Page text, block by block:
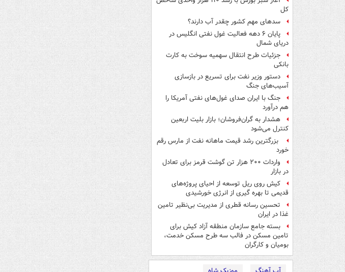
کل
سدهای مهم کشور چقدر آب دارند؟
پایان ۶ دهه فعالیت غول نفتی انگلیس در
دریای شمال
جزئیات طرح انتقال سهمیه سوخت به کارت
بانکی
دستور وزیر نفت برای تسریع در بازسازی
آسیب‌های جنگ
جنگ با ایران صدای غول‌های نفتی آمریکا را
هم درآورد
هشدار به گران‌فروشان؛ بازار بلیت اربعین
کنترل می‌شود
بزرگترین رشد قیمت ماهانه نفت از مارس رقم
خورد
واردات ۲۰۰ هزار تن گوشت قرمز برای تعادل
در بازار
کیش روی ریل توسعه از احیای پروژه‌های
قدیمی تا بهره گیری از انرژی خورشیدی
تحسین رسانه قطری از مدیریت بی‌نظیر تامین
غذا در ایران
بسته جامع سازمان منطقه آزاد کیش برای
تامین مسکن در فالب سه طرح مسکن خدمت،
بومیان و کارگران